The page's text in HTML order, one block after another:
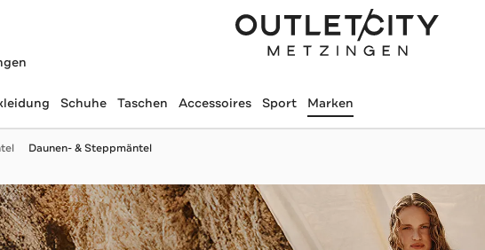
Schuhe Taschen Accessoires Sport Marken
Daunen- & Steppmäntel